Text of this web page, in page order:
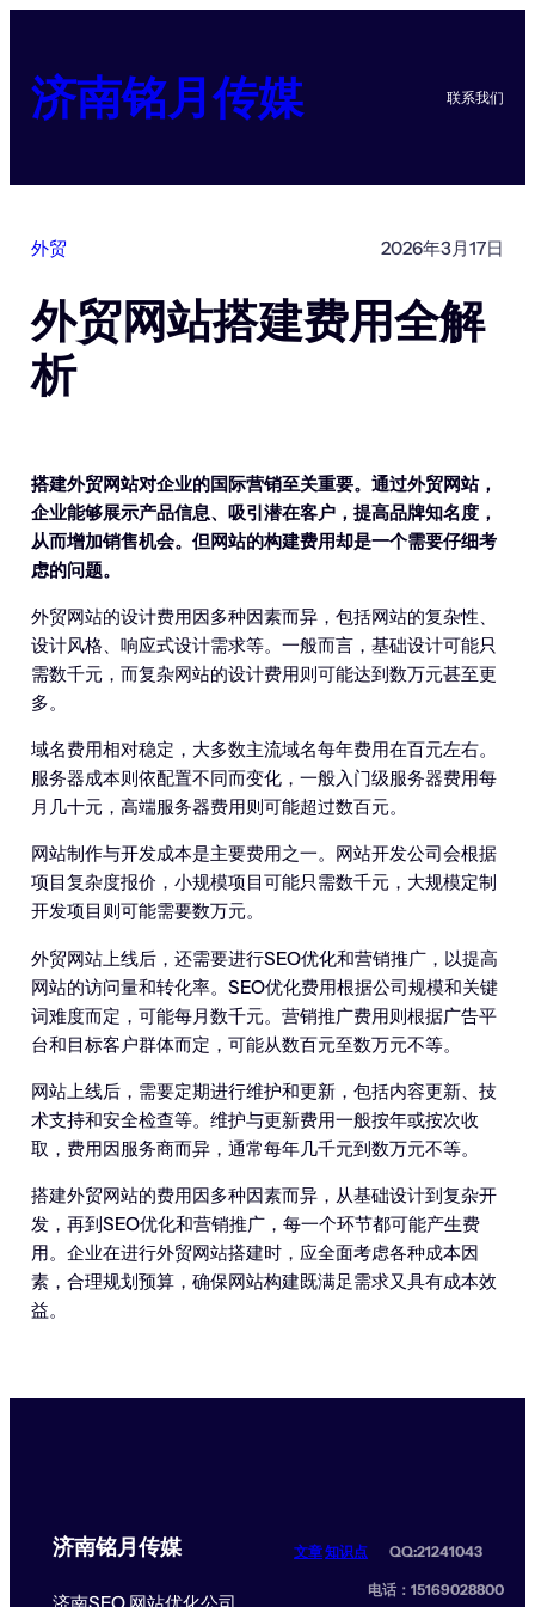
济南铭月传媒 联系我们
外贸 2026年3月17日
外贸网站搭建费用全解
析
搭建外贸网站对企业的国际营销至关重要。通过外贸网站，
企业能够展示产品信息、吸引潜在客户，提高品牌知名度，
从而增加销售机会。但网站的构建费用却是一个需要仔细考
虑的问题。
外贸网站的设计费用因多种因素而异，包括网站的复杂性、
设计风格、响应式设计需求等。一般而言，基础设计可能只
需数千元，而复杂网站的设计费用则可能达到数万元甚至更
多。
域名费用相对稳定，大多数主流域名每年费用在百元左右。
服务器成本则依配置不同而变化，一般入门级服务器费用每
月几十元，高端服务器费用则可能超过数百元。
网站制作与开发成本是主要费用之一。网站开发公司会根据
项目复杂度报价，小规模项目可能只需数千元，大规模定制
开发项目则可能需要数万元。
外贸网站上线后，还需要进行SEO优化和营销推广，以提高
网站的访问量和转化率。SEO优化费用根据公司规模和关键
词难度而定，可能每月数千元。营销推广费用则根据广告平
台和目标客户群体而定，可能从数百元至数万元不等。
网站上线后，需要定期进行维护和更新，包括内容更新、技
术支持和安全检查等。维护与更新费用一般按年或按次收
取，费用因服务商而异，通常每年几千元到数万元不等。
搭建外贸网站的费用因多种因素而异，从基础设计到复杂开
发，再到SEO优化和营销推广，每一个环节都可能产生费
用。企业在进行外贸网站搭建时，应全面考虑各种成本因
素，合理规划预算，确保网站构建既满足需求又具有成本效
益。
济南铭月传媒
济南SEO 网站优化公司
文章知识点 QQ:21241043
电话：15169028800